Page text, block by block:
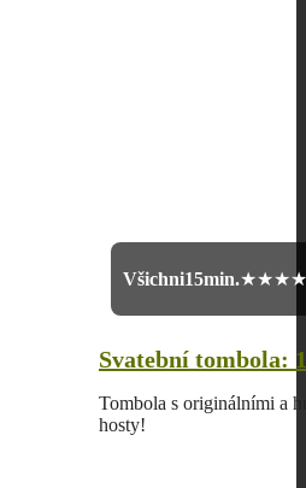
Všichni15min.
Svatební tombola:
Tombola s originálními a
hosty!